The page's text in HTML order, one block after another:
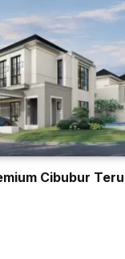
Cibubur